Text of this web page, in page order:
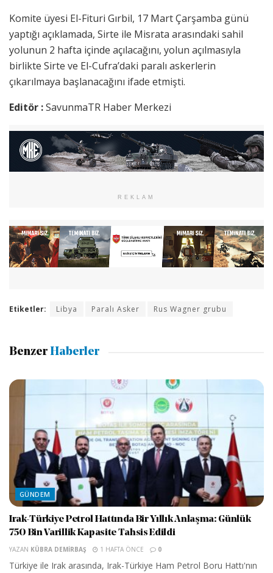
Komite üyesi El-Fituri Gırbil, 17 Mart Çarşamba günü
yaptığı açıklamada, Sirte ile Misrata arasındaki sahil
yolunun 2 hafta içinde açılacağını, yolun açılmasıyla
birlikte Sirte ve El-Cufra’daki paralı askerlerin
çıkarılmaya başlanacağını ifade etmişti.
Editör :SavunmaTR Haber Merkezi
REKLAM
Etiketler: Libya Paralı Asker Rus Wagner grubu
Benzer Haberler
GÜNDEM
Irak-Türkiye Petrol Hattında Bir Yıllık Anlaşma: Günlük
750 Bin Varillik Kapasite Tahsis Edildi
YAZAN KÜBRA DEMIRBAŞ 1 HAFTA ÖNCE 0
Türkiye ile Irak arasında, Irak-Türkiye Ham Petrol Boru Hattı'nın